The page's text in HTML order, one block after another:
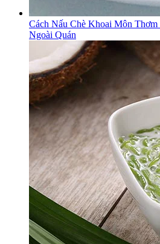
Cách Nấu Chè Khoai Môn
Ngoài Quán